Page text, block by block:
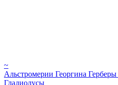
~
Альстромерии Георгина Герберы
Гладиолусы